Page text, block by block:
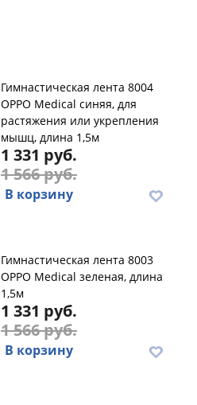
Гимнастическая лента 8004
OPPO Medical синяя, для
растяжения или укрепления
мышц, длина 1,5м
1 331 руб.
1 566 руб.
В корзину
Гимнастическая лента 8003
OPPO Medical зеленая, длина
1,5м
1 331 руб.
1 566 руб.
В корзину